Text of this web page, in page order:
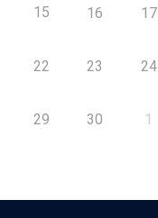
15 16 17
22 23 24
29 30 1